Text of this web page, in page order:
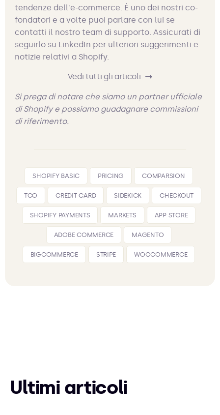
tendenze dell'e-commerce. È uno dei nostri co-
fondatori e a volte puoi parlare con lui se
contatti il nostro team di supporto. Assicurati di
seguirlo su LinkedIn per ulteriori suggerimenti e
notizie relativi a Shopify.
Vedi tutti gli articoli
Si prega di notare che siamo un partner ufficiale
di Shopify e possiamo guadagnare commissioni
di riferimento.
SHOPIFY BASIC PRICING COMPARSION
TCO CREDIT CARD SIDEKICK CHECKOUT
SHOPIFY PAYMENTS MARKETS APP STORE
ADOBE COMMERCE MAGENTO
BIGCOMMERCE STRIPE WOOCOMMERCE
Ultimi articoli